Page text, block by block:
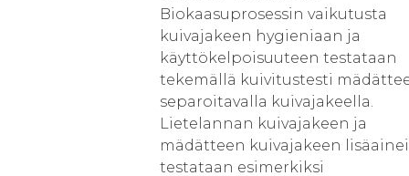
Biokaasuprosessin vaikutusta
kuivajakeen hygieniaan ja
käyttökelpoisuuteen testataan
tekemällä kuivitustesti
separoitavalla kuivajakeella.
Lietelannan kuivajakeen ja
mädätteen kuivajakeen
testataan esimerkiksi